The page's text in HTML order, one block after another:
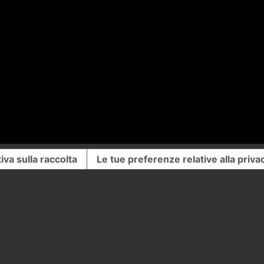
sulla raccolta Le tue preferenze relative alla